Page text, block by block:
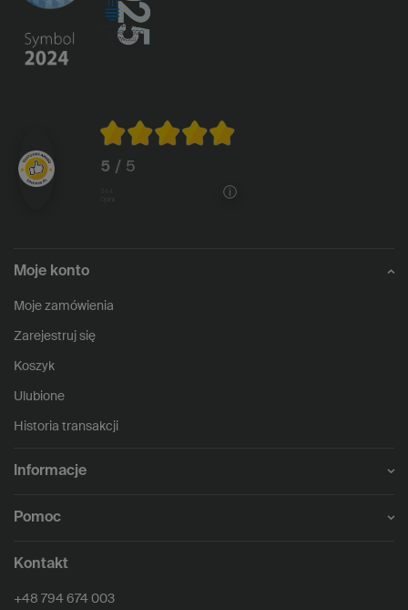
5 / 5
Moje konto
Moje zamówienia
Zarejestruj się
Koszyk
Ulubione
Historia transakcji
Informacje
Pomoc
Kontakt
+48 794 674 003